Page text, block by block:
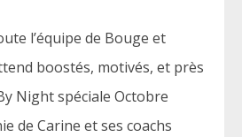
l’équipe de Bouge et
boostés, motivés, et près
Night spéciale Octobre
de Carine et ses coachs